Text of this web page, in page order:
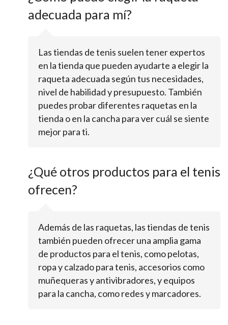
adecuada para mí?
Las tiendas de tenis suelen tener expertos
en la tienda que pueden ayudarte a elegir la
raqueta adecuada según tus necesidades,
nivel de habilidad y presupuesto. También
puedes probar diferentes raquetas en la
tienda o en la cancha para ver cuál se siente
mejor para ti.
¿Qué otros productos para el tenis
ofrecen?
Además de las raquetas, las tiendas de tenis
también pueden ofrecer una amplia gama
de productos para el tenis, como pelotas,
ropa y calzado para tenis, accesorios como
muñequeras y antivibradores, y equipos
para la cancha, como redes y marcadores.